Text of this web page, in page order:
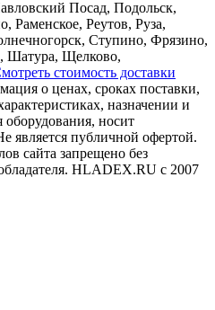
Посад, Подольск,
Реутов, Руза,
Ступино, Фрязино,
Шатура, Щелково,
стоимость доставки
о ценах, сроках поставки,
назначении и
оборудования, носит
является публичной офертой.
сайта запрещено без
HLADEX.RU c 2007